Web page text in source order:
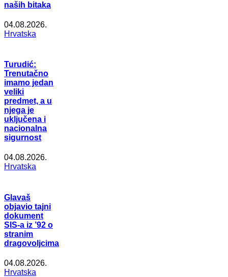
naših bitaka
04.08.2026.
Hrvatska
Turudić:
Trenutačno
imamo jedan
veliki
predmet, a u
njega je
uključena i
nacionalna
sigurnost
04.08.2026.
Hrvatska
Glavaš
objavio tajni
dokument
SIS-a iz ’92 o
stranim
dragovoljcima
04.08.2026.
Hrvatska